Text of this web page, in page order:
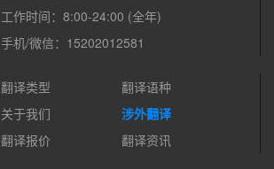
工作时间：8:00-24:00 (全年)
手机/微信：15202012581
翻译类型
翻译语种
关于我们
涉外翻译
翻译报价
翻译资讯